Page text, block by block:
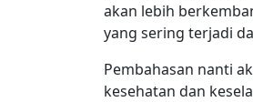
akan lebih
yang sering terjadi
Pembahasan nanti
kesehatan dan